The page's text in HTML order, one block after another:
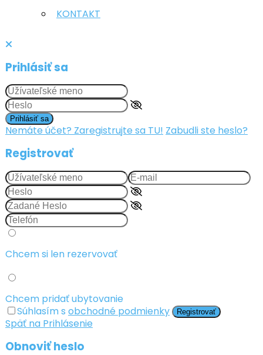
KONTAKT
Prihlásiť sa
Prihlásiť sa
Nemáte účet? Zaregistrujte sa TU! Zabudli ste heslo?
Registrovať
Chcem si len rezervovať
Chcem pridať ubytovanie
Súhlasím s obchodné podmienky Registrovať
Späť na Prihlásenie
Obnoviť heslo